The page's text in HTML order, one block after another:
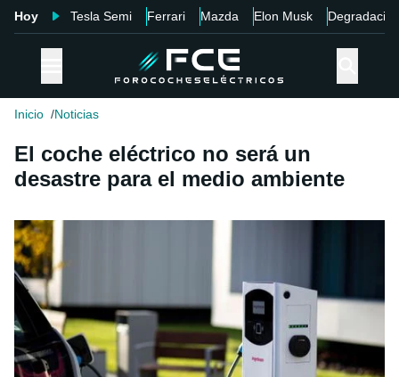
Hoy Tesla Semi Ferrari Mazda Elon Musk Degradación
Inicio Noticias
El coche eléctrico no será un
desastre para el medio ambiente